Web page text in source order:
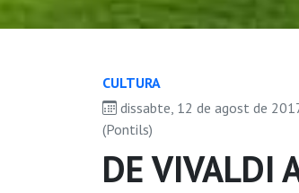
CULTURA
dissabte, 12 de agost de
(Pontils)
DE VIVALDI